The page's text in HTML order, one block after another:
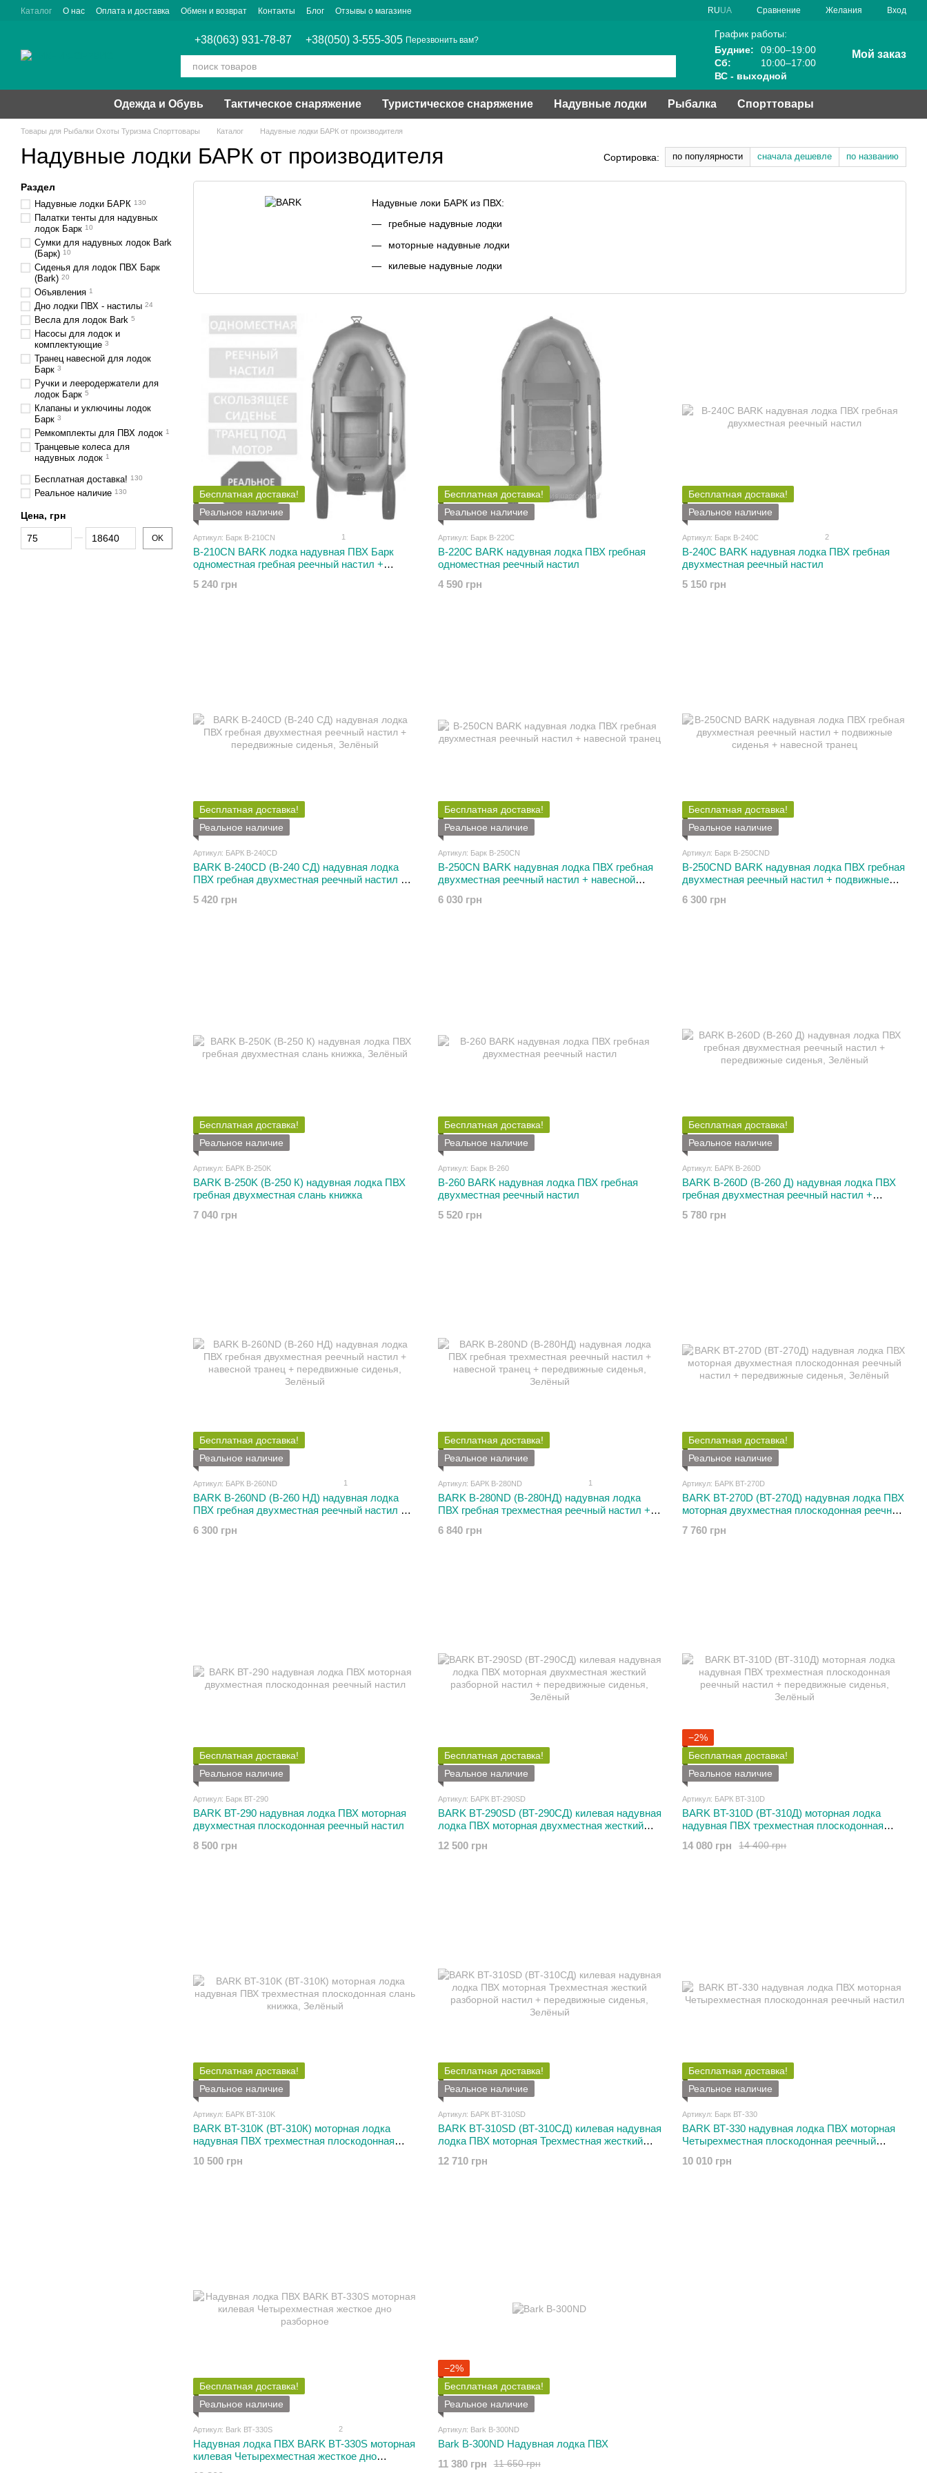
Перейти к основному контенту
Каталог О нас Оплата и доставка Обмен и возврат Контакты Блог Отзывы о магазине RUUA Сравнение Желания Вход
+38(063) 931-78-87 +38(050) 3-555-305 Перезвонить вам?
График работы:
Будние:
09:00–19:00
Сб:
10:00–17:00
ВС - выходной
Мой заказ
Одежда и Обувь Тактическое снаряжение Туристическое снаряжение Надувные лодки Рыбалка Спорттовары
Товары для Рыбалки Охоты Туризма Спорттовары Каталог Надувные лодки БАРК от производителя
Надувные лодки БАРК от производителя Сортировка: по популярности сначала дешевле по названию
Надувные локи БАРК из ПВХ:
гребные надувные лодки
моторные надувные лодки
килевые надувные лодки
Бесплатная доставка!
Реальное наличие
Артикул: Барк В-210CN 1
В-210СN BARK лодка надувная ПВХ Барк
одноместная гребная реечный настил +
5 240 грн
Бесплатная доставка!
Реальное наличие
Артикул: Барк В-220С
В-220С BARK надувная лодка ПВХ гребная
одноместная реечный настил
4 590 грн
Бесплатная доставка!
Реальное наличие
Артикул: Барк В-240С 2
В-240С BARK надувная лодка ПВХ гребная
двухместная реечный настил
5 150 грн
Бесплатная доставка!
Реальное наличие
Артикул: БАРК B-240CD
BARK B-240CD (В-240 СД) надувная лодка
ПВХ гребная двухместная реечный настил +
5 420 грн
Бесплатная доставка!
Реальное наличие
Артикул: Барк В-250CN
В-250СN BARK надувная лодка ПВХ гребная
двухместная реечный настил + навесной
6 030 грн
Бесплатная доставка!
Реальное наличие
Артикул: Барк В-250CND
B-250СND BARK надувная лодка ПВХ гребная
двухместная реечный настил + подвижные
6 300 грн
Бесплатная доставка!
Реальное наличие
Артикул: БАРК В-250K
BARK B-250K (В-250 К) надувная лодка ПВХ
гребная двухместная слань книжка
7 040 грн
Бесплатная доставка!
Реальное наличие
Артикул: Барк В-260
В-260 BARK надувная лодка ПВХ гребная
двухместная реечный настил
5 520 грн
Бесплатная доставка!
Реальное наличие
Артикул: БАРК B-260D
BARK B-260D (В-260 Д) надувная лодка ПВХ
гребная двухместная реечный настил +
5 780 грн
Бесплатная доставка!
Реальное наличие
Артикул: БАРК B-260ND 1
BARK B-260ND (В-260 НД) надувная лодка
ПВХ гребная двухместная реечный настил +
6 300 грн
Бесплатная доставка!
Реальное наличие
Артикул: БАРК B-280ND 1
BARK B-280ND (В-280НД) надувная лодка
ПВХ гребная трехместная реечный настил +
6 840 грн
Бесплатная доставка!
Реальное наличие
Артикул: БАРК BT-270D
BARK BT-270D (ВТ-270Д) надувная лодка ПВХ
моторная двухместная плоскодонная реечный
7 760 грн
Бесплатная доставка!
Реальное наличие
Артикул: Барк ВТ-290
BARK ВТ-290 надувная лодка ПВХ моторная
двухместная плоскодонная реечный настил
8 500 грн
Бесплатная доставка!
Реальное наличие
Артикул: БАРК BT-290SD
BARK BT-290SD (ВТ-290СД) килевая надувная
лодка ПВХ моторная двухместная жесткий
12 500 грн
−2%
Бесплатная доставка!
Реальное наличие
Артикул: БАРК BT-310D
BARK BT-310D (ВТ-310Д) моторная лодка
надувная ПВХ трехместная плоскодонная
14 400 грн
14 080 грн
Бесплатная доставка!
Реальное наличие
Артикул: БАРК BT-310K
BARK BT-310K (ВТ-310К) моторная лодка
надувная ПВХ трехместная плоскодонная
10 500 грн
Бесплатная доставка!
Реальное наличие
Артикул: БАРК BT-310SD
BARK BT-310SD (ВТ-310СД) килевая надувная
лодка ПВХ моторная Трехместная жесткий
12 710 грн
Бесплатная доставка!
Реальное наличие
Артикул: Барк ВТ-330
BARK ВТ-330 надувная лодка ПВХ моторная
Четырехместная плоскодонная реечный
10 010 грн
Бесплатная доставка!
Реальное наличие
Артикул: Bark ВТ-330S 2
Надувная лодка ПВХ BARK BT-330S моторная
килевая Четырехместная жесткое дно
−2%
Бесплатная доставка!
Реальное наличие
Артикул: Bark В-300ND
Bark В-300ND Надувная лодка ПВХ
11 650 грн
11 380 грн
Раздел
Надувные лодки БАРК 130
Палатки тенты для надувных
лодок Барк 10
Сумки для надувных лодок Bark
(Барк) 10
Сиденья для лодок ПВХ Барк
(Bark) 20
Объявления 1
Дно лодки ПВХ - настилы 24
Весла для лодок Bark 5
Насосы для лодок и
комплектующие 3
Транец навесной для лодок
Барк 3
Ручки и лееродержатели для
лодок Барк 5
Клапаны и уключины лодок
Барк 3
Ремкомплекты для ПВХ лодок 1
Транцевые колеса для
надувных лодок 1
Бесплатная доставка! 130
Реальное наличие 130
Цена, грн
От Цена, грн
До Цена, грн OK